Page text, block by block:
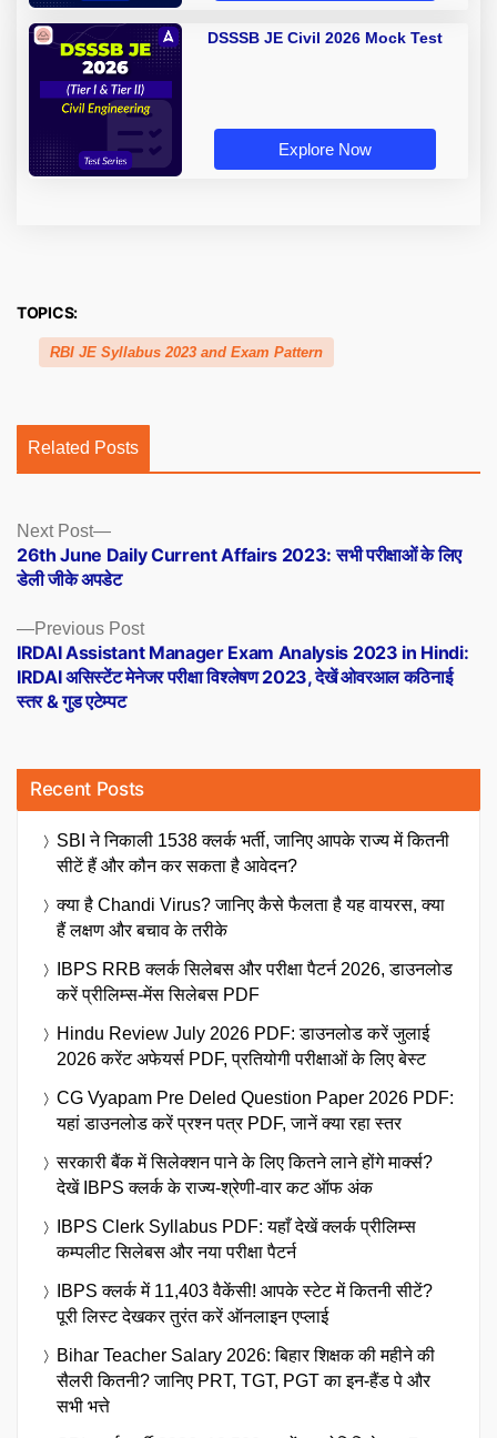
DSSSB JE Civil 2026 Mock Test
Explore Now
TOPICS:
RBI JE Syllabus 2023 and Exam Pattern
Related Posts
Posts
navigation
Previous PostPrevious
post:
IRDAI Assistant Manager Exam Analysis 2023 in Hindi:
IRDAI असिस्टेंट मेनेजर परीक्षा विश्लेषण 2023, देखें ओवरआल कठिनाई
स्तर & गुड एटेम्पट
Next Post
Next
post:
26th June Daily Current Affairs 2023: सभी परीक्षाओं के लिए
डेली जीके अपडेट
Recent Posts
SBI ने निकाली 1538 क्लर्क भर्ती, जानिए आपके राज्य में कितनी
सीटें हैं और कौन कर सकता है आवेदन?
क्या है Chandi Virus? जानिए कैसे फैलता है यह वायरस, क्या
हैं लक्षण और बचाव के तरीके
IBPS RRB क्लर्क सिलेबस और परीक्षा पैटर्न 2026, डाउनलोड
करें प्रीलिम्स-मेंस सिलेबस PDF
Hindu Review July 2026 PDF: डाउनलोड करें जुलाई
2026 करेंट अफेयर्स PDF, प्रतियोगी परीक्षाओं के लिए बेस्ट
CG Vyapam Pre Deled Question Paper 2026 PDF:
यहां डाउनलोड करें प्रश्न पत्र PDF, जानें क्या रहा स्तर
सरकारी बैंक में सिलेक्शन पाने के लिए कितने लाने होंगे मार्क्स?
देखें IBPS क्लर्क के राज्य-श्रेणी-वार कट ऑफ अंक
IBPS Clerk Syllabus PDF: यहाँ देखें क्लर्क प्रीलिम्स
कम्पलीट सिलेबस और नया परीक्षा पैटर्न
IBPS क्लर्क में 11,403 वैकेंसी! आपके स्टेट में कितनी सीटें?
पूरी लिस्ट देखकर तुरंत करें ऑनलाइन एप्लाई
Bihar Teacher Salary 2026: बिहार शिक्षक की महीने की
सैलरी कितनी? जानिए PRT, TGT, PGT का इन-हैंड पे और
सभी भत्ते